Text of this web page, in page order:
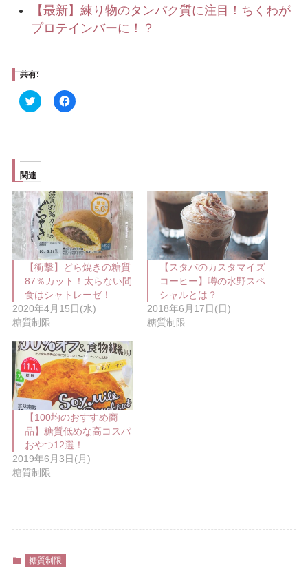
【最新】練り物のタンパク質に注目！ちくわが
プロテインバーに！？
共有:
ク
リ
w
i
t
t
e
r
で
共
有
(
新
し
い
ウ
ィ
ン
ド
ウ
で
き
ま
す
)
F
a
有
す
る
に
は
ク
リ
ッ
ク
し
て
く
だ
さ
い
し
い
ウ
ィ
ン
ド
ウ
で
開
き
ま
す
)
関連
【衝撃】どら焼きの糖質
87％カット！太らない間
食はシャトレーゼ！
2020年4月15日(水)
糖質制限
【スタバのカスタマイズ
コーヒー】噂の水野スペ
シャルとは？
2018年6月17日(日)
糖質制限
【100均のおすすめ商
品】糖質低めな高コスパ
おやつ12選！
2019年6月3日(月)
糖質制限
糖質制限